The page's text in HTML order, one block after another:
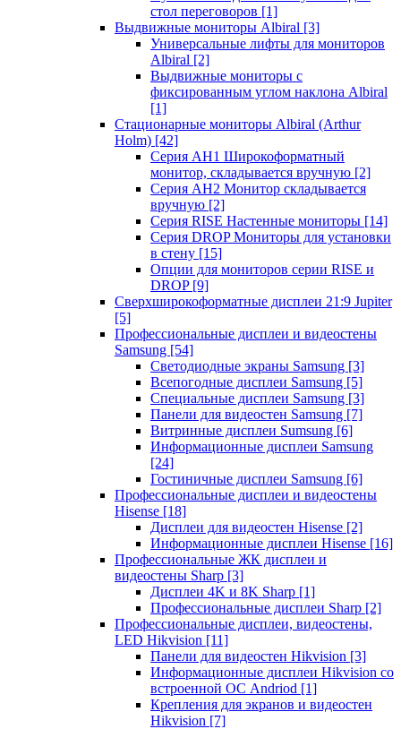
стол переговоров [1]
Выдвижные мониторы Albiral [3]
Универсальные лифты для мониторов
Albiral [2]
Выдвижные мониторы с
фиксированным углом наклона Albiral
[1]
Стационарные мониторы Albiral (Arthur
Holm) [42]
Серия AH1 Широкоформатный
монитор, складывается вручную [2]
Серия AH2 Монитор складывается
вручную [2]
Серия RISE Настенные мониторы [14]
Серия DROP Мониторы для установки
в стену [15]
Опции для мониторов серии RISE и
DROP [9]
Сверхширокоформатные дисплеи 21:9 Jupiter
[5]
Профессиональные дисплеи и видеостены
Samsung [54]
Светодиодные экраны Samsung [3]
Всепогодные дисплеи Samsung [5]
Специальные дисплеи Samsung [3]
Панели для видеостен Samsung [7]
Витринные дисплеи Sumsung [6]
Информационные дисплеи Samsung
[24]
Гостиничные дисплеи Samsung [6]
Профессиональные дисплеи и видеостены
Hisense [18]
Дисплеи для видеостен Hisense [2]
Информационные дисплеи Hisense [16]
Профессиональные ЖК дисплеи и
видеостены Sharp [3]
Дисплеи 4K и 8K Sharp [1]
Профессиональные дисплеи Sharp [2]
Профессиональные дисплеи, видеостены,
LED Hikvision [11]
Панели для видеостен Hikvision [3]
Информационные дисплеи Hikvision со
встроенной ОС Andriod [1]
Крепления для экранов и видеостен
Hikvision [7]